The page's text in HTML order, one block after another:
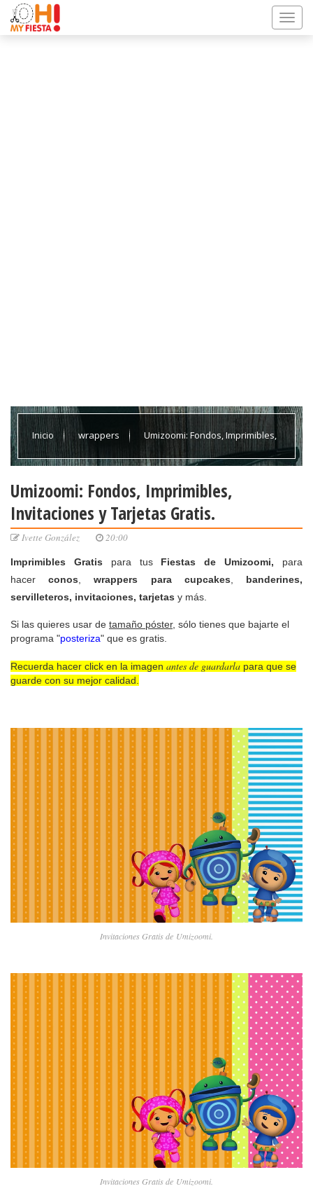
Inicio wrappers Umizoomi: Fondos, Imprimibles,
Umizoomi: Fondos, Imprimibles,
Invitaciones y Tarjetas Gratis.
Ivette González 20:00
Imprimibles Gratis para tus Fiestas de Umizoomi,
para
hacerconos ,wrappers para cupcakes
banderines,
servilleteros, invitaciones, tarjetas y más.
Si las quieres usar de tamaño póster, sólo tienes que bajarte el
programa "posteriza" que es gratis.
Recuerda hacer click en la imagen antes de guardarla para que se
guarde con su mejor calidad.
Invitaciones Gratis de Umizoomi.
Invitaciones Gratis de Umizoomi.